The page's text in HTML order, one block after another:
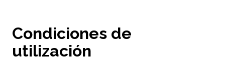
Condiciones de
utilización